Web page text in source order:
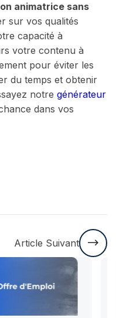
animatrice sans
sur vos qualités
capacité à
votre contenu à
pour éviter les
du temps et obtenir
notre générateur
dans vos
Article Suivant